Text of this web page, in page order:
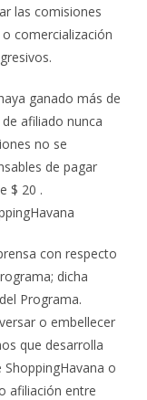
las comisiones
comercialización
ganado más de
afiliado nunca
no se
de pagar
$ 20 .
con respecto
dicha
Programa.
o embellecer
que desarrolla
o
afiliación entre